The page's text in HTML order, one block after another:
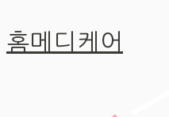
홈메디케어